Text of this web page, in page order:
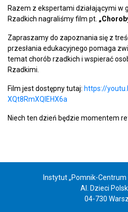
Razem z ekspertami działającymi w
Rzadkich nagraliśmy film pt.
Zapraszamy do zapoznania się z
przesłania edukacyjnego pomaga
temat chorób rzadkich i wspierać
Rzadkimi.
Film jest dostępny tutaj: https://
XQt8RmXQlEHX6a
Niech ten dzień będzie momentem
Instytut „Pomnik-Centrum
Al. Dzieci
04-730